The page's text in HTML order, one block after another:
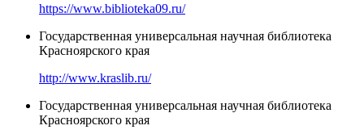
https://www.biblioteka09.ru/
Государственная универсальная научная библиотека
Красноярского края
http://www.kraslib.ru/
Государственная универсальная научная библиотека
Красноярского края